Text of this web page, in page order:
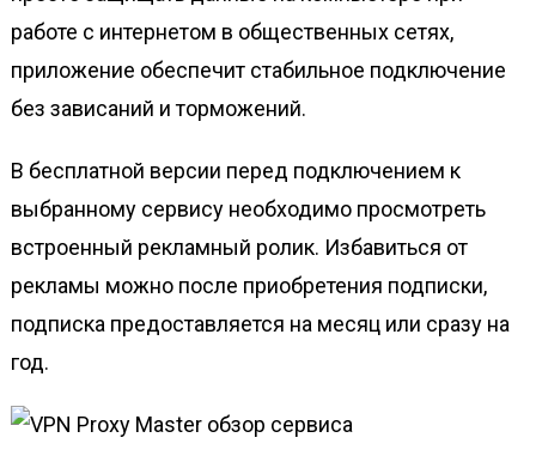
работе с интернетом в общественных сетях,
приложение обеспечит стабильное подключение
без зависаний и торможений.
В бесплатной версии перед подключением к
выбранному сервису необходимо просмотреть
встроенный рекламный ролик. Избавиться от
рекламы можно после приобретения подписки,
подписка предоставляется на месяц или сразу на
год.